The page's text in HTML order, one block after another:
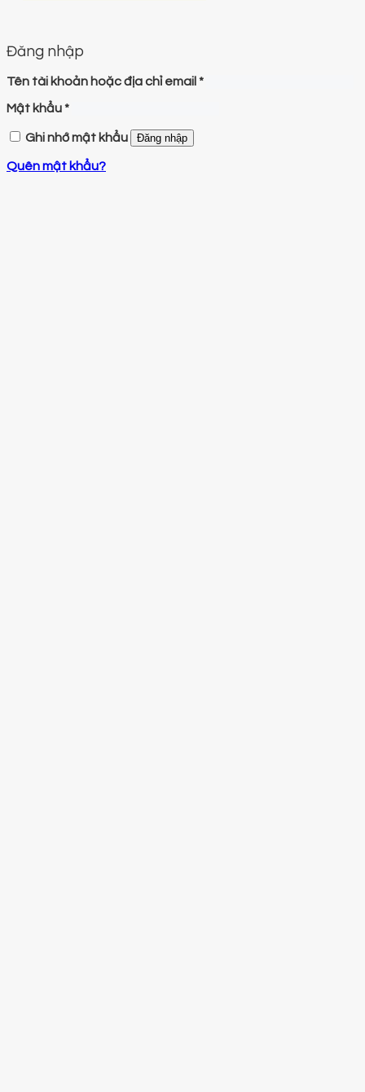
Đăng nhập
Tên tài khoản hoặc địa chỉ email *
Mật khẩu*
Ghi nhớ mật khẩu Đăng nhập
Quên mật khẩu?